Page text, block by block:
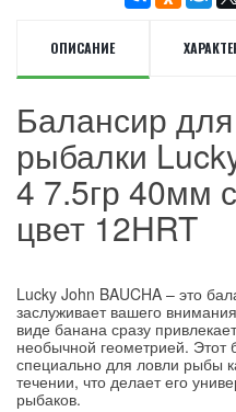
ОПИСАНИЕ
Балансир
рыбалки
4 7.5гр 40мм
цвет 12HRT
Lucky John BAUCHA – это
заслуживает вашего
виде банана сразу
необычной геометрией. Этот
специально для ловли рыбы
течении, что делает его
рыбаков.